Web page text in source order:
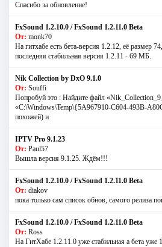
Спасибо за обновление!
FxSound 1.2.10.0 / FxSound 1.2.11.0 Beta
От: monk70
На гитхабе есть бета-версия 1.2.12, её размер
последняя стабильная версия 1.2.11 - 69 МБ.
Nik Collection by DxO 9.1.0
От: Souffi
Попробуй это : Найдите файл
«C:\Windows\Temp\{5A967910-C604-493B-
похожей) и
IPTV Pro 9.1.23
От: Paul57
Вышла версия 9.1.25. Ждём!!!
FxSound 1.2.10.0 / FxSound 1.2.11.0 Beta
От: diakov
пока только сам список обнов, самого релиза
FxSound 1.2.10.0 / FxSound 1.2.11.0 Beta
От: Ross
На ГитХабе 1.2.11.0 уже стабильная а бета уже